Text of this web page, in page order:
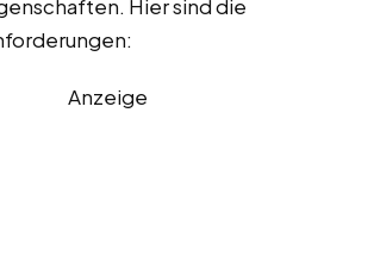
Hier sind die
Anzeige